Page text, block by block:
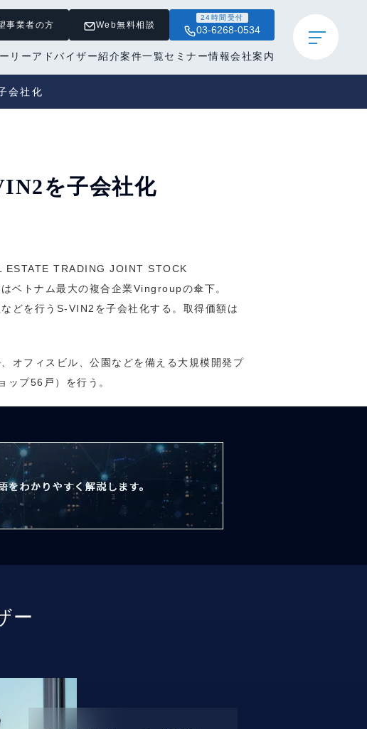
事業者の方 Web無料相談
24時間受付
03-6268-0534
リーアドバイザー紹介案件一覧セミナー情報会社案内
会社化
を子会社化
ESTATE TRADING JOINT STOCK
ベトナム最大の複合企業Vingroupの傘下。
どを行うS-VIN2を子会社化する。取得価額は
オフィスビル、公園などを備える大規模開発プ
ップ56戸）を行う。
ー